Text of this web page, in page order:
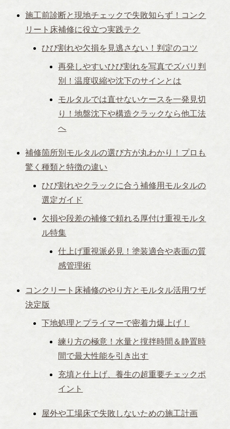
施工前診断と現地チェックで失敗知らず！コンク
リート床補修に役立つ実践テク
ひび割れや欠損を見逃さない！判定のコツ
再発しやすいひび割れを写真でズバリ判
別！温度収縮や沈下のサインとは
モルタルでは直せないケースを一発見切
り！地盤沈下や構造クラックなら他工法
へ
補修箇所別モルタルの選び方が丸わかり！プロも
驚く種類と特徴の違い
ひび割れやクラックに合う補修用モルタルの
選定ガイド
欠損や段差の補修で頼れる厚付け重視モルタ
ル特集
仕上げ重視派必見！塗装適合や表面の質
感管理術
コンクリート床補修のやり方とモルタル活用ワザ
決定版
下地処理とプライマーで密着力爆上げ！
練り方の極意！水量と撹拌時間＆静置時
間で最大性能を引き出す
充填と仕上げ、養生の超重要チェックポ
イント
屋外や工場床で失敗しないための施工計画